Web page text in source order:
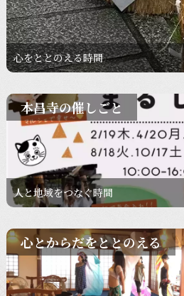
心をととのえる時間
本昌寺の催しごと
人と地域をつなぐ時間
心とからだをととのえる